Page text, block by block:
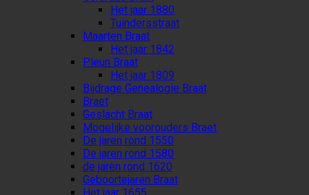
Het jaar 1880
Tuindersstraat
Maarten Braat
Het jaar 1842
Pleun Braat
Het jaar 1809
Bijdrage Genealogie Braat
Braet
Geslacht Braat
Mogelijke voorouders Braet
De jaren rond 1550
De jaren rond 1580
de jaren rond 1620
Geboortejaren Braat